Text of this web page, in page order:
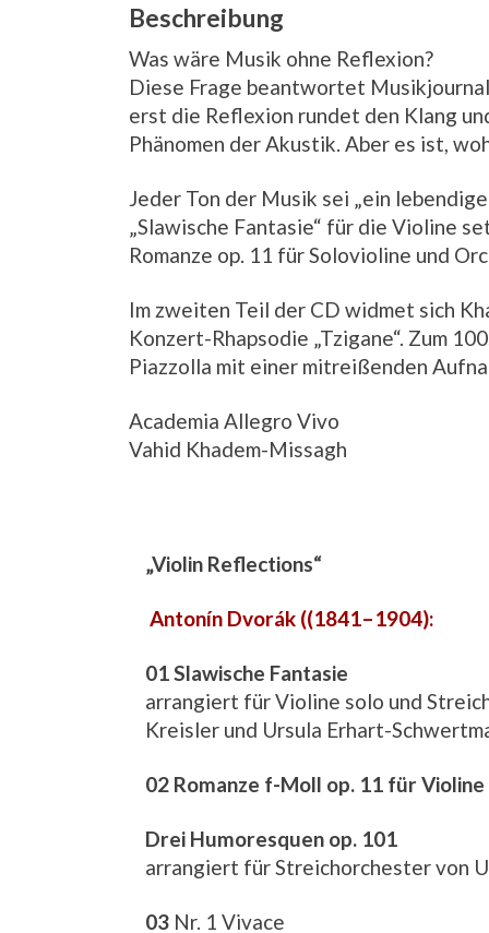
Beschreibung
Was wäre Musik ohne Reflexion?
Diese Frage beantwortet
erst die Reflexion rundet den Klang
Phänomen der Akustik. Aber es ist,
Jeder Ton der Musik sei „ein
„Slawische Fantasie“ für die Violine
Romanze op. 11 für Solovioline und
Im zweiten Teil der CD widmet sich
Konzert-Rhapsodie ­„Tzigane“. Zum
Piazzolla mit einer mitreißenden
Academia Allegro Vivo
Vahid Khadem-Missagh
„Violin Reflections“
Antonín Dvorák ((1841–1904):
01 Slawische Fantasie
arrangiert für Violine solo und
Kreisler und Ursula Erhart-
02 Romanze f-Moll op. 11 für
Drei Humoresquen op. 101
arrangiert für Streichorchester von
03 Nr. 1 Vivace